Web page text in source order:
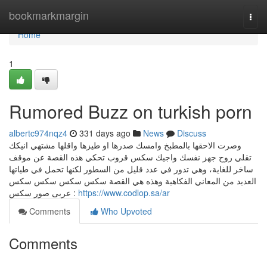
bookmarkmargin
Home
Home
1
Rumored Buzz on turkish porn
albertc974nqz4 331 days ago News
Discuss
وصرت الاحقها بالمطبخ وامسك صدرها او طيزها واقلها مشتهي انيكك
تقلي روح جهز نفسك واجيك سكس قروب تحكي هذه القصة عن موقف
ساخر للغاية، وهي تدور في عدد قليل من السطور لكنها تحمل في طياتها
العديد من المعاني الفكاهية وهذه هي القصة سكس سكس سكس سكس
عربى صور سكس : https://www.codlop.sa/ar
Comments
Who Upvoted
Comments